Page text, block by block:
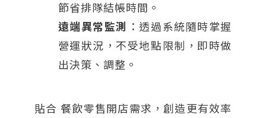
節省排隊結帳時間。
遠端異常監測 ：透過系統隨時掌握
營運狀況，不受地點限制，即時做
出決策、調整。
貼合 餐飲零售開店需求，創造更有效率